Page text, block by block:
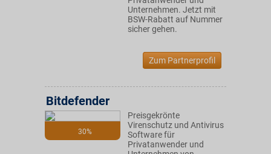
Unternehmen. Jetzt mit
BSW-Rabatt auf Nummer
sicher gehen.
Zum Partnerprofil
30%
Bitdefender
Preisgekrönte
Virenschutz und Antivirus
Software für
Privatanwender und